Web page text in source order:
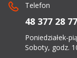
Telefon
48 377 28 77
Poniedziałek-
Soboty, godz.